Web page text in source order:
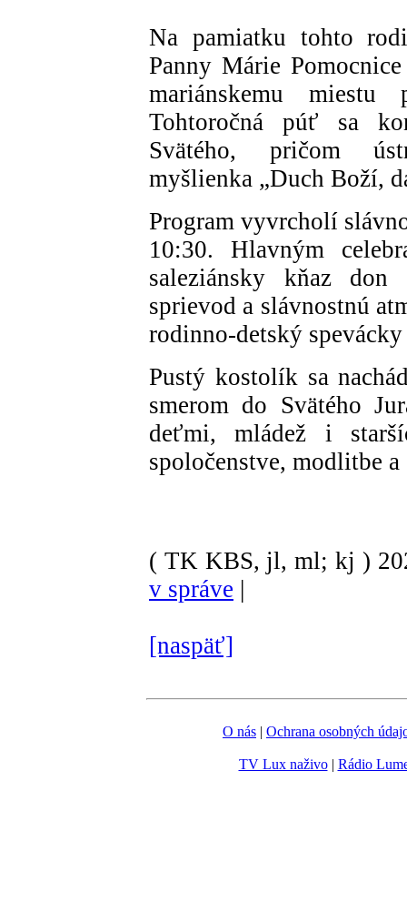
Na pamiatku tohto
Panny Márie
mariánskemu
Tohtoročná púť sa
Svätého, pričom
myšlienka „Duch Boží,
Program vyvrcholí
10:30. Hlavným
saleziánsky kňaz
sprievod a slávnostnú
rodinno-detský
Pustý kostolík sa
smerom do Svätého
deťmi, mládež i
spoločenstve, modlitbe
( TK KBS, jl, ml; kj )
v správe |
[naspäť]
O nás | Ochrana osobných
TV Lux naživo| Rádio